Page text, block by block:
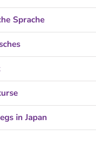
Sprache
in Japan